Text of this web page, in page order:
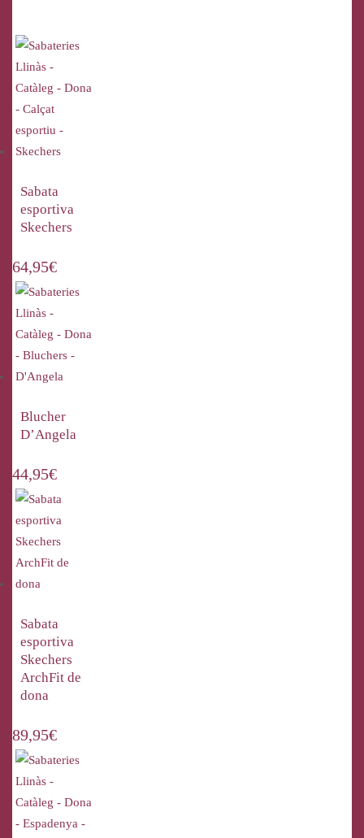
Sabata
esportiva
Skechers
64,95€
Blucher
D’Angela
44,95€
Sabata
esportiva
Skechers
ArchFit de
dona
89,95€